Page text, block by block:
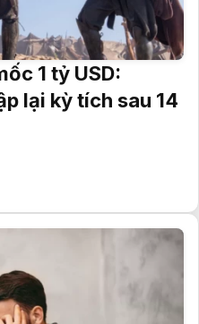
1 tỷ USD:
lại kỳ tích sau 14